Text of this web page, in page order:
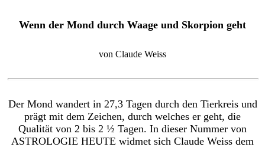
Wenn der Mond durch Waage und Skorpion geht
von Claude Weiss
Der Mond wandert in 27,3 Tagen durch den Tierkreis und
prägt mit dem Zeichen, durch welches er geht, die
Qualität von 2 bis 2 ½ Tagen. In dieser Nummer von
ASTROLOGIE HEUTE widmet sich Claude Weiss dem